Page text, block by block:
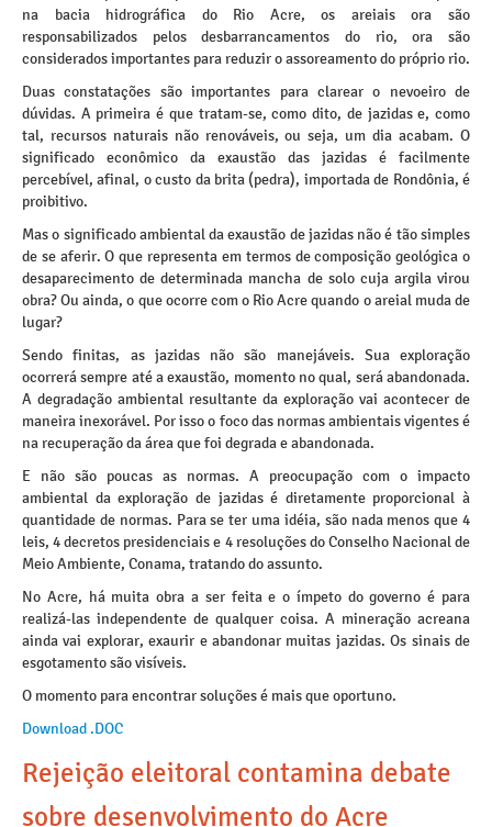
na bacia hidrográfica do Rio Acre, os areiais ora são
responsabilizados pelos desbarrancamentos do rio, ora são
considerados importantes para reduzir o assoreamento do próprio rio.
Duas constatações são importantes para clarear o nevoeiro de
dúvidas. A primeira é que tratam-se, como dito, de jazidas e, como
tal, recursos naturais não renováveis, ou seja, um dia acabam. O
significado econômico da exaustão das jazidas é facilmente
percebível, afinal, o custo da brita (pedra), importada de Rondônia, é
proibitivo.
Mas o significado ambiental da exaustão de jazidas não é tão simples
de se aferir. O que representa em termos de composição geológica o
desaparecimento de determinada mancha de solo cuja argila virou
obra? Ou ainda, o que ocorre com o Rio Acre quando o areial muda de
lugar?
Sendo finitas, as jazidas não são manejáveis. Sua exploração
ocorrerá sempre até a exaustão, momento no qual, será abandonada.
A degradação ambiental resultante da exploração vai acontecer de
maneira inexorável. Por isso o foco das normas ambientais vigentes é
na recuperação da área que foi degrada e abandonada.
E não são poucas as normas. A preocupação com o impacto
ambiental da exploração de jazidas é diretamente proporcional à
quantidade de normas. Para se ter uma idéia, são nada menos que 4
leis, 4 decretos presidenciais e 4 resoluções do Conselho Nacional de
Meio Ambiente, Conama, tratando do assunto.
No Acre, há muita obra a ser feita e o ímpeto do governo é para
realizá-las independente de qualquer coisa. A mineração acreana
ainda vai explorar, exaurir e abandonar muitas jazidas. Os sinais de
esgotamento são visíveis.
O momento para encontrar soluções é mais que oportuno.
Download .DOC
Rejeição eleitoral contamina debate
sobre desenvolvimento do Acre